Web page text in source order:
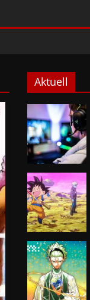
Aktuell